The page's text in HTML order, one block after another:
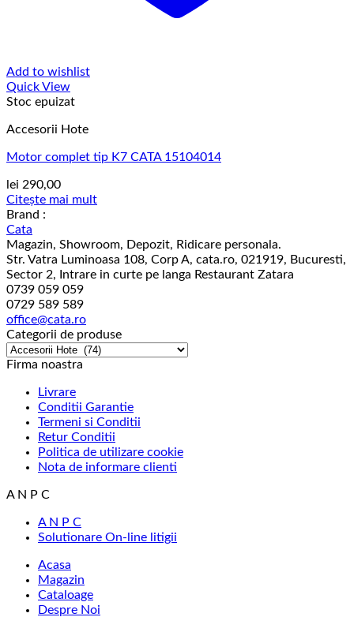
Add to wishlist
Quick View
Stoc epuizat
Accesorii Hote
Motor complet tip K7 CATA 15104014
lei 290,00
Citește mai mult
Brand :
Cata
Magazin, Showroom, Depozit, Ridicare personala.
Str. Vatra Luminoasa 108, Corp A, cata.ro, 021919, Bucuresti,
Sector 2, Intrare in curte pe langa Restaurant Zatara
0739 059 059
0729 589 589
office@cata.ro
Categorii de produse
Firma noastra
Livrare
Conditii Garantie
Termeni si Conditii
Retur Conditii
Politica de utilizare cookie
Nota de informare clienti
A N P C
A N P C
Solutionare On-line litigii
Acasa
Magazin
Cataloage
Despre Noi